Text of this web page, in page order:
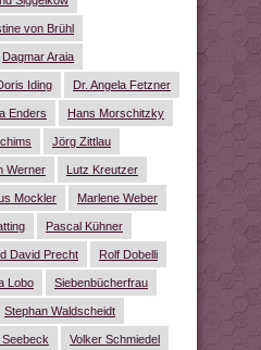
von Brühl
Dagmar Araia
Iding Dr. Angela Fetzner
Enders Hans Morschitzky
Jörg Zittlau
Werner Lutz Kreutzer
Mockler Marlene Weber
Pascal Kühner
David Precht Rolf Dobelli
Lobo Siebenbücherfrau
Stephan Waldscheidt
Volker Schmiedel